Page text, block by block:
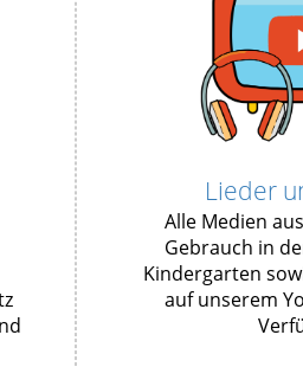
Lieder
Alle Medien
Gebrauch in
Kindergarten
auf unserem